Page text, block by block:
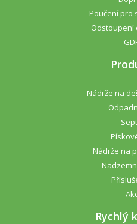
Poučení pro
Odstoupení
Nádrže na
Nádrže na
Rychlý